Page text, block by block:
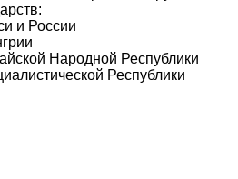
и России
Народной Республики
Республики